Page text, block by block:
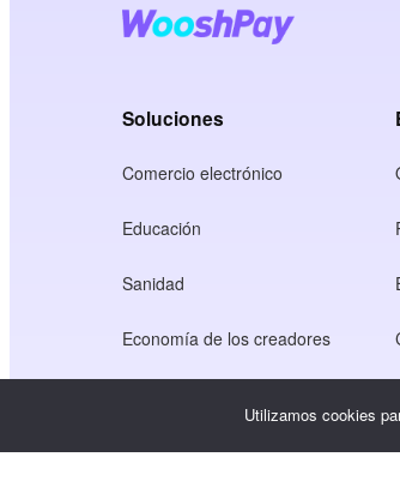
Soluciones
Comercio electrónico
Educación
Sanidad
Economía de los creadores
Servicio Gateway
Utilizamos cookies